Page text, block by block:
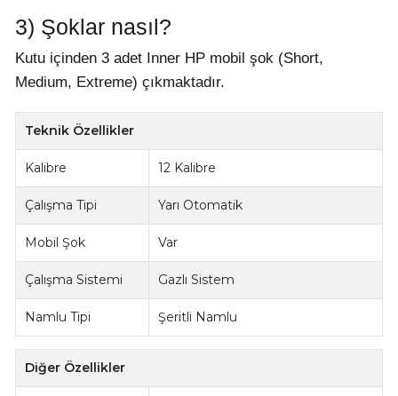
3) Şoklar nasıl?
Kutu içinden 3 adet Inner HP mobil şok (Short,
Medium, Extreme) çıkmaktadır.
Teknik Özellikler
Kalibre 12 Kalibre
Çalışma Tipi Yarı Otomatik
Mobil Şok Var
Çalışma Sistemi Gazlı Sistem
Namlu Tipi Şeritli Namlu
Diğer Özellikler